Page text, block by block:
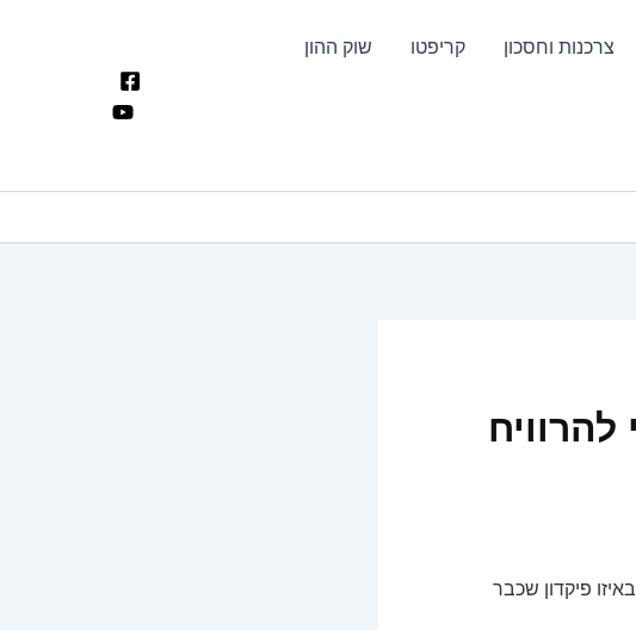
צרכנות וחסכון קריפטו שוק ההון
כדי להרוויח
באיזו פיקדון שכבר